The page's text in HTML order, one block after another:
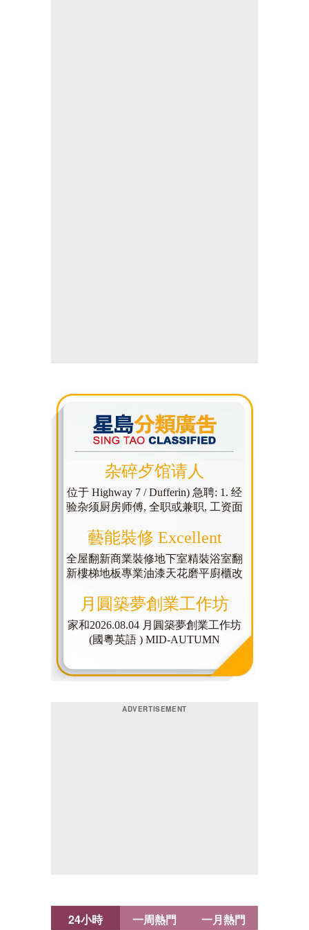
24小時 一周熱門 一月熱門